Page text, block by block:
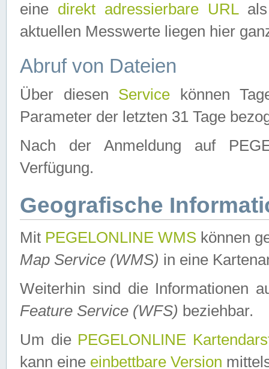
eine direkt adressierbare URLals
aktuellen Messwerte liegen hier
Abruf von Dateien
Über diesen Service können
Parameter der letzten 31 Tage
Nach der Anmeldung auf
Verfügung.
Geografische
Mit PEGELONLINE WMS können
Map Service (WMS) in eine
Weiterhin sind die Informationen
Feature Service (WFS) beziehbar.
Um die PEGELONLINE
kann eine einbettbare Version